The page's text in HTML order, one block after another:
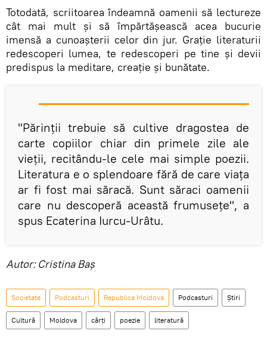
Totodată, scriitoarea îndeamnă oamenii să lectureze
cât mai mult și să împărtășească acea bucurie
imensă a cunoașterii celor din jur. Grație literaturii
redescoperi lumea, te redescoperi pe tine și devii
predispus la meditare, creație și bunătate.
"Părinții trebuie să cultive dragostea de
carte copiilor chiar din primele zile ale
vieții, recitându-le cele mai simple poezii.
Literatura e o splendoare fără de care viața
ar fi fost mai săracă. Sunt săraci oamenii
care nu descoperă această frumusețe", a
spus Ecaterina Iurcu-Urâtu.
Autor: Cristina Baș
Societate Podcasturi Republica Moldova Podcasturi Știri
Cultură Moldova cărți poezie literatură